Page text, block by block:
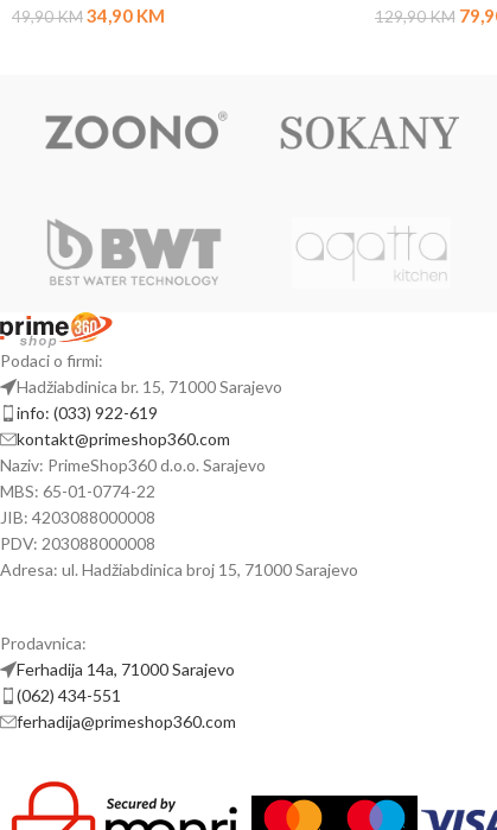
49,90KM34,90 KM 129,90KM
Podaci o firmi:
Hadžiabdinica br. 15, 71000 Sarajevo
info: (033) 922-619
kontakt@primeshop360.com
Naziv: PrimeShop360 d.o.o. Sarajevo
MBS: 65-01-0774-22
JIB: 4203088000008
PDV: 203088000008
Adresa: ul. Hadžiabdinica broj 15, 71000 Sarajevo
Prodavnica:
Ferhadija 14a, 71000 Sarajevo
(062) 434-551
ferhadija@primeshop360.com